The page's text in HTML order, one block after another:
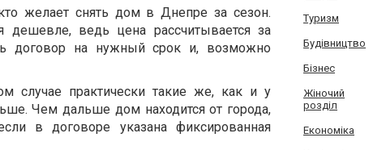
желает снять дом в Днепре за сезон.
ведь цена рассчитывается за
договор на нужный срок и, возможно
случае практически такие же, как и у
Чем дальше дом находится от города,
в договоре указана фиксированная
Туризм
Будівництво
Бізнес
Жіночий
розділ
Економіка